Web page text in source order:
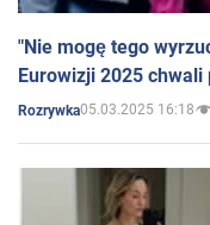
"Nie mogę tego
Eurowizji 2025
Rozrywka05.03.2025 16:18